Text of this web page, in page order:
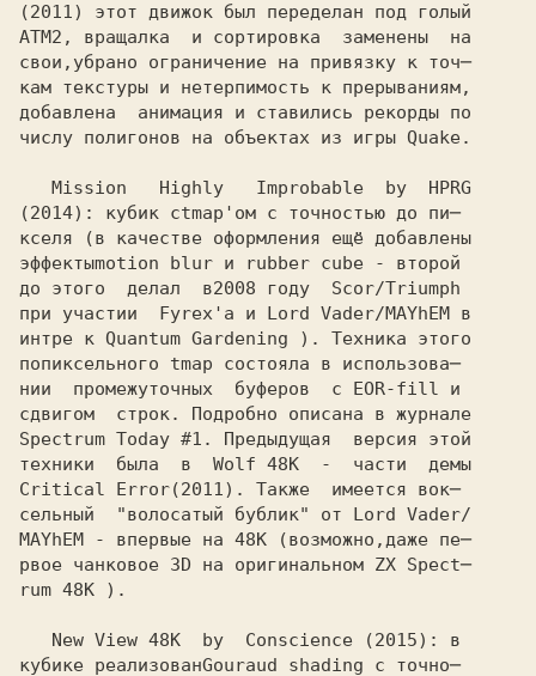
(2011) этот движок был переделан под голый
ATM2, вращалка  и сортировка  заменены  на
свои,убрано ограничение на привязку к точ─
кам текстуры и нетерпимость к прерываниям,
добавлена  анимация и ставились рекорды по
числу полигонов на объектах из игры Quake.
(2014): кубик сtmap'ом с точностью до пи─
кселя (в качестве оформления ещё добавлены
эффекты
до этого  делал  в
при участии  Fyrex'а и Lord Vader/MAYhEM в
интре к Quantum Gardening ). Техника этого
попиксельного
нии  промежуточных  буферов  с
сдвигом  строк. Подробно описана в журнале
Spectrum Today #1. Предыдущая  версия этой
техники  была  в  Wolf 48K  -  части  демы
Critical Error
сельный  "волосатый бублик" от Lord Vader/
MAYhEM - впервые на 48K (возможно,даже пе─
рвое чанковое 3D на оригинальном ZX Spect─
rum 48K ).
   New View 48K  by  Conscience
кубике реализован